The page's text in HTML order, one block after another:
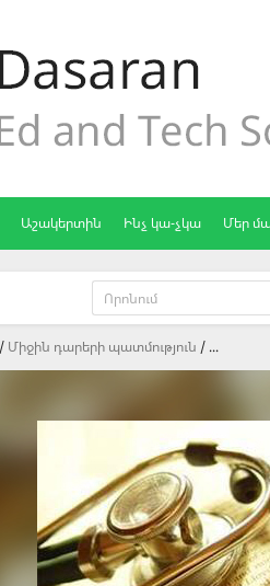
Աշակերտին Ինչ կա-չկա Մեր
Միջին դարերի պատմություն ...